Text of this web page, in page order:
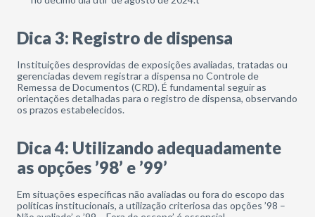
Dica 3: Registro de dispensa
Instituições desprovidas de exposições avaliadas, tratadas ou
gerenciadas devem registrar a dispensa no Controle de
Remessa de Documentos (CRD). É fundamental seguir as
orientações detalhadas para o registro de dispensa, observando
os prazos estabelecidos.
Dica 4: Utilizando adequadamente
as opções ’98’ e ’99’
Em situações específicas não avaliadas ou fora do escopo das
políticas institucionais, a utilização criteriosa das opções ’98 –